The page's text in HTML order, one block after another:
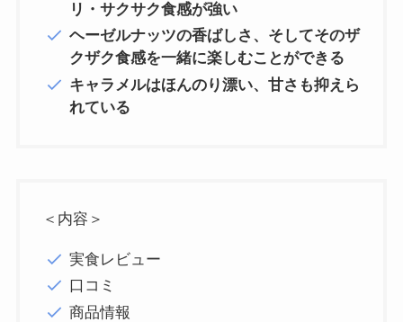
リ・サクサク食感が強い
ヘーゼルナッツの香ばしさ、そしてそのザ
クザク食感を一緒に楽しむことができる
キャラメルはほんのり漂い、甘さも抑えら
れている
＜内容＞
実食レビュー
口コミ
商品情報